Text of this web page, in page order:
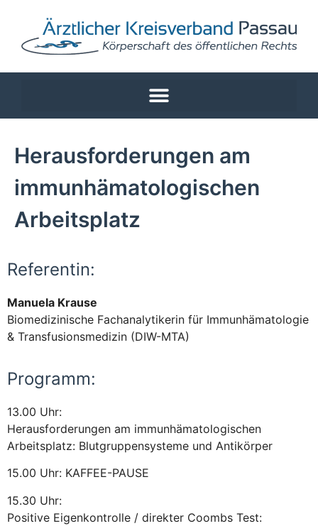
Herausforderungen am
immunhämatologischen
Arbeitsplatz
Referentin:
Manuela Krause
Biomedizinische Fachanalytikerin für Immunhämatologie
& Transfusionsmedizin (DIW-MTA)
Programm:
13.00 Uhr:
Herausforderungen am immunhämatologischen
Arbeitsplatz: Blutgruppensysteme und Antikörper
15.00 Uhr: KAFFEE-PAUSE
15.30 Uhr:
Positive Eigenkontrolle / direkter Coombs Test: